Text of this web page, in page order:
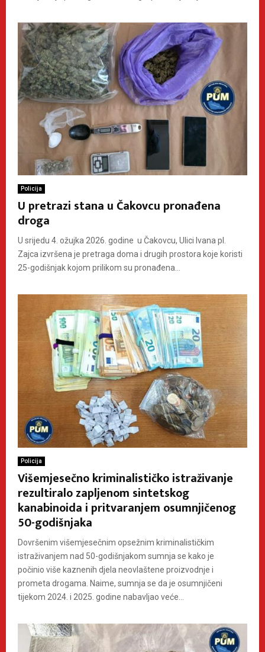
Policija
U pretrazi stana u Čakovcu pronađena
droga
U srijedu 4. ožujka 2026. godine u Čakovcu, Ulici Ivana pl.
Zajca izvršena je pretraga doma i drugih prostora koje koristi
25-godišnjak kojom prilikom su pronađena...
Policija
Višemjesečno kriminalističko istraživanje
rezultiralo zapljenom sintetskog
kanabinoida i pritvaranjem osumnjičenog
50-godišnjaka
Dovršenim višemjesečnim opsežnim kriminalističkim
istraživanjem nad 50-godišnjakom sumnja se kako je
počinio više kaznenih djela neovlaštene proizvodnje i
prometa drogama. Naime, sumnja se da je osumnjičeni
tijekom 2024. i 2025. godine nabavljao veće...